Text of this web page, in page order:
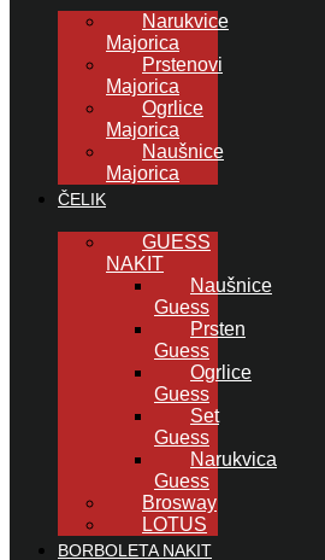
Narukvice
Majorica
Prstenovi
Majorica
Ogrlice
Majorica
Naušnice
Majorica
ČELIK
GUESS
NAKIT
Naušnice
Guess
Prsten
Guess
Ogrlice
Guess
Set
Guess
Narukvica
Guess
Brosway
LOTUS
BORBOLETA NAKIT